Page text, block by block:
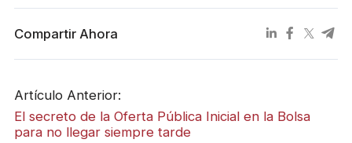
Compartir Ahora
Artículo Anterior:
​El secreto de la Oferta Pública Inicial en la Bolsa
para no llegar siempre tarde